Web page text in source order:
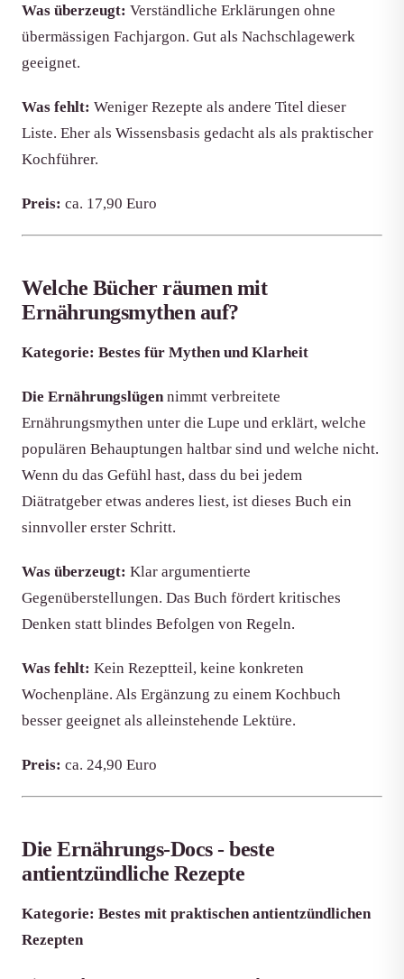
Was überzeugt: Verständliche Erklärungen ohne
übermässigen Fachjargon. Gut als Nachschlagewerk
geeignet.
Was fehlt: Weniger Rezepte als andere Titel dieser
Liste. Eher als Wissensbasis gedacht als als praktischer
Kochführer.
Preis: ca. 17,90 Euro
Welche Bücher räumen mit
Ernährungsmythen auf?
Kategorie: Bestes für Mythen und Klarheit
Die Ernährungslügennimmt verbreitete
Ernährungsmythen unter die Lupe und erklärt, welche
populären Behauptungen haltbar sind und welche nicht.
Wenn du das Gefühl hast, dass du bei jedem
Diätratgeber etwas anderes liest, ist dieses Buch ein
sinnvoller erster Schritt.
Was überzeugt: Klar argumentierte
Gegenüberstellungen. Das Buch fördert kritisches
Denken statt blindes Befolgen von Regeln.
Was fehlt: Kein Rezeptteil, keine konkreten
Wochenpläne. Als Ergänzung zu einem Kochbuch
besser geeignet als alleinstehende Lektüre.
Preis: ca. 24,90 Euro
Die Ernährungs-Docs - beste
antientzündliche Rezepte
Kategorie: Bestes mit praktischen antientzündlichen
Rezepten